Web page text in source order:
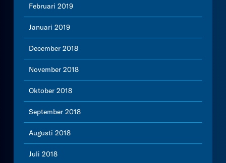
Februari 2019
Januari 2019
December 2018
November 2018
Oktober 2018
September 2018
Augusti 2018
Juli 2018